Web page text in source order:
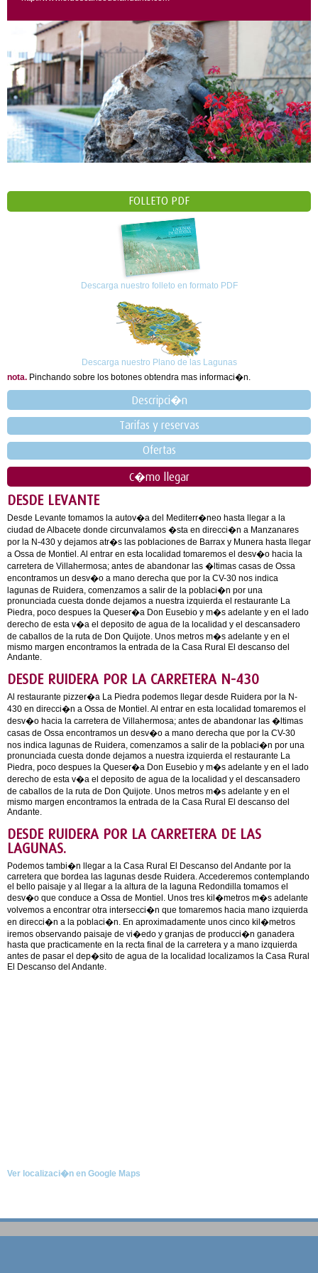
FOLLETO PDF
Descarga nuestro folleto en formato PDF
Descarga nuestro Plano de las Lagunas
nota. Pinchando sobre los botones obtendra mas informaci�n.
Descripci�n
Tarifas y reservas
Ofertas
C�mo llegar
DESDE LEVANTE
Desde Levante tomamos la autov�a del Mediterr�neo hasta llegar a la
ciudad de Albacete donde circunvalamos �sta en direcci�n a Manzanares
por la N-430 y dejamos atr�s las poblaciones de Barrax y Munera hasta llegar
a Ossa de Montiel. Al entrar en esta localidad tomaremos el desv�o hacia la
carretera de Villahermosa; antes de abandonar las �ltimas casas de Ossa
encontramos un desv�o a mano derecha que por la CV-30 nos indica
lagunas de Ruidera, comenzamos a salir de la poblaci�n por una
pronunciada cuesta donde dejamos a nuestra izquierda el restaurante La
Piedra, poco despues la Queser�a Don Eusebio y m�s adelante y en el lado
derecho de esta v�a el deposito de agua de la localidad y el descansadero
de caballos de la ruta de Don Quijote. Unos metros m�s adelante y en el
mismo margen encontramos la entrada de la Casa Rural El descanso del
Andante.
DESDE RUIDERA POR LA CARRETERA N-430
Al restaurante pizzer�a La Piedra podemos llegar desde Ruidera por la N-
430 en direcci�n a Ossa de Montiel. Al entrar en esta localidad tomaremos el
desv�o hacia la carretera de Villahermosa; antes de abandonar las �ltimas
casas de Ossa encontramos un desv�o a mano derecha que por la CV-30
nos indica lagunas de Ruidera, comenzamos a salir de la poblaci�n por una
pronunciada cuesta donde dejamos a nuestra izquierda el restaurante La
Piedra, poco despues la Queser�a Don Eusebio y m�s adelante y en el lado
derecho de esta v�a el deposito de agua de la localidad y el descansadero
de caballos de la ruta de Don Quijote. Unos metros m�s adelante y en el
mismo margen encontramos la entrada de la Casa Rural El descanso del
Andante.
DESDE RUIDERA POR LA CARRETERA DE LAS
LAGUNAS.
Podemos tambi�n llegar a la Casa Rural El Descanso del Andante por la
carretera que bordea las lagunas desde Ruidera. Accederemos contemplando
el bello paisaje y al llegar a la altura de la laguna Redondilla tomamos el
desv�o que conduce a Ossa de Montiel. Unos tres kil�metros m�s adelante
volvemos a encontrar otra intersecci�n que tomaremos hacia mano izquierda
en direcci�n a la poblaci�n. En aproximadamente unos cinco kil�metros
iremos observando paisaje de vi�edo y granjas de producci�n ganadera
hasta que practicamente en la recta final de la carretera y a mano izquierda
antes de pasar el dep�sito de agua de la localidad localizamos la Casa Rural
El Descanso del Andante.
Ver localizaci�n en Google Maps